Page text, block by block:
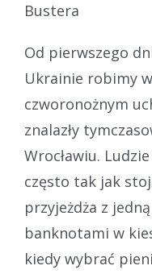
Bustera
Od pierwszego
Ukrainie robimy
czworonożnym
znalazły
Wrocławiu.
często tak jak
przyjeżdża z
banknotami w
kiedy wybrać